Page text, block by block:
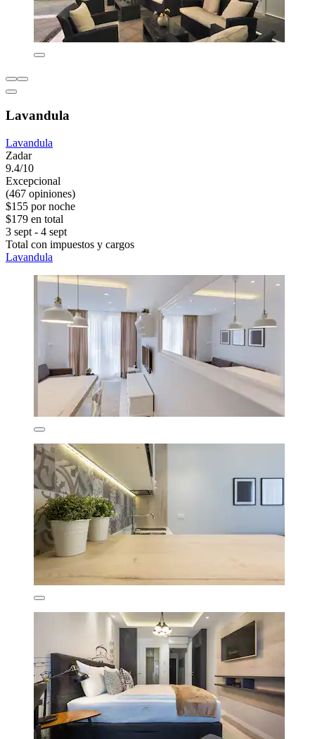
Lavandula
Lavandula
Zadar
9.4/10
Excepcional
(467 opiniones)
$155 por noche
$179 en total
3 sept - 4 sept
Total con impuestos y cargos
Lavandula